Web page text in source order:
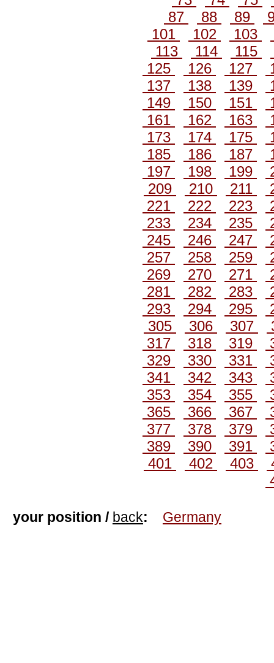
87
88 89
101
102 103
113
114 115
125
126 127
137
138 139
149
150 151
161
162 163
173
174 175
185
186 187
197
198 199
209
210 211
221
222 223
233
234 235
245
246 247
257
258 259
269
270 271
281
282 283
293
294 295
305
306 307
317
318 319
329
330 331
341
342 343
353
354 355
365
366 367
377
378 379
389
390 391
401
402 403
your position / back: Germany